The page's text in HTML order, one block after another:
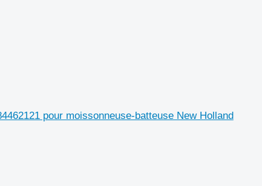
pour moissonneuse-batteuse New Holland